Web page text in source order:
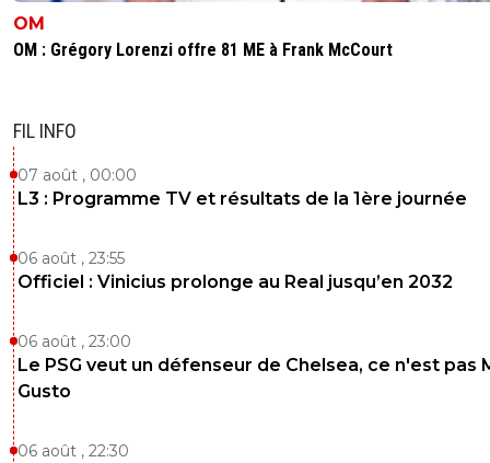
OM
OM : Grégory Lorenzi offre 81 ME à Frank McCourt
FIL INFO
07 août , 00:00
L3 : Programme TV et résultats de la 1ère journée
06 août , 23:55
Officiel : Vinicius prolonge au Real jusqu’en 2032
06 août , 23:00
Le PSG veut un défenseur de Chelsea, ce n'est pas
Gusto
06 août , 22:30